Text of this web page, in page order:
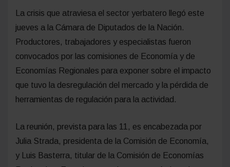
La crisis que atraviesa el sector yerbatero llegó este
jueves a la Cámara de Diputados de la Nación.
Productores, trabajadores y especialistas fueron
convocados por las comisiones de Economía y de
Economías Regionales para exponer sobre el impacto
que tuvo la desregulación del mercado y la pérdida de
herramientas de regulación para la actividad.
La reunión, prevista para las 11, es encabezada por
Julia Strada, presidenta de la Comisión de Economía,
y Luis Basterra, titular de la Comisión de Economías